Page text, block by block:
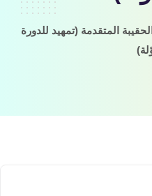
المتقدمة (تمهيد للدورة